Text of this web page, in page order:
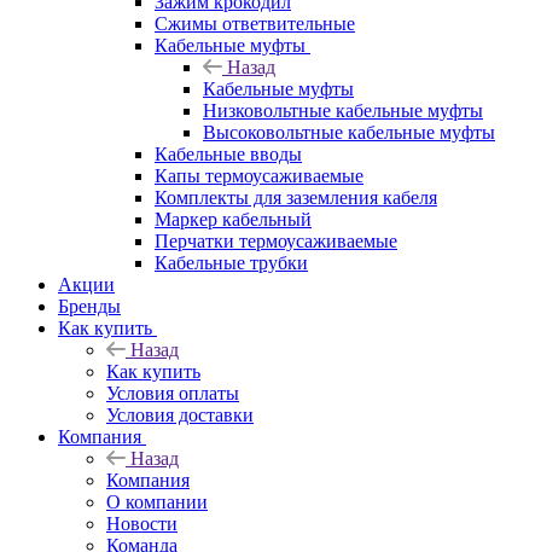
Сжимы ответвительные
Кабельные муфты
Назад
Кабельные муфты
Низковольтные кабельные муфты
Высоковольтные кабельные муфты
Кабельные вводы
Капы термоусаживаемые
Комплекты для заземления кабеля
Маркер кабельный
Перчатки термоусаживаемые
Кабельные трубки
Акции
Бренды
Как купить
Назад
Как купить
Условия оплаты
Условия доставки
Компания
Назад
Компания
О компании
Новости
Команда